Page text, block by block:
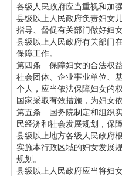
各级人民政府应当重视和加
县级以上人民政府负责妇女
指导、督促有关部门做好妇
县级以上人民政府有关部门
保障工作。
第四条 保障妇女的合法权益
社会团体、企业事业单位、
个人，应当依法保障妇女的权
国家采取有效措施，为妇女
第五条 国务院制定和组织
民经济和社会发展规划，保
县级以上地方各级人民政府
实施本行政区域的妇女发展
规划。
县级以上人民政府应当将妇